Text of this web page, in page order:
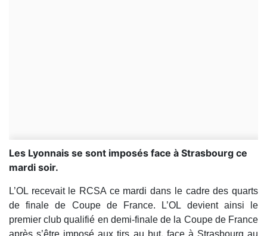
Les Lyonnais se sont imposés face à Strasbourg ce
mardi soir.
L’OL recevait le RCSA ce mardi dans le cadre des quarts
de finale de Coupe de France. L’OL devient ainsi le
premier club qualifié en demi-finale de la Coupe de France